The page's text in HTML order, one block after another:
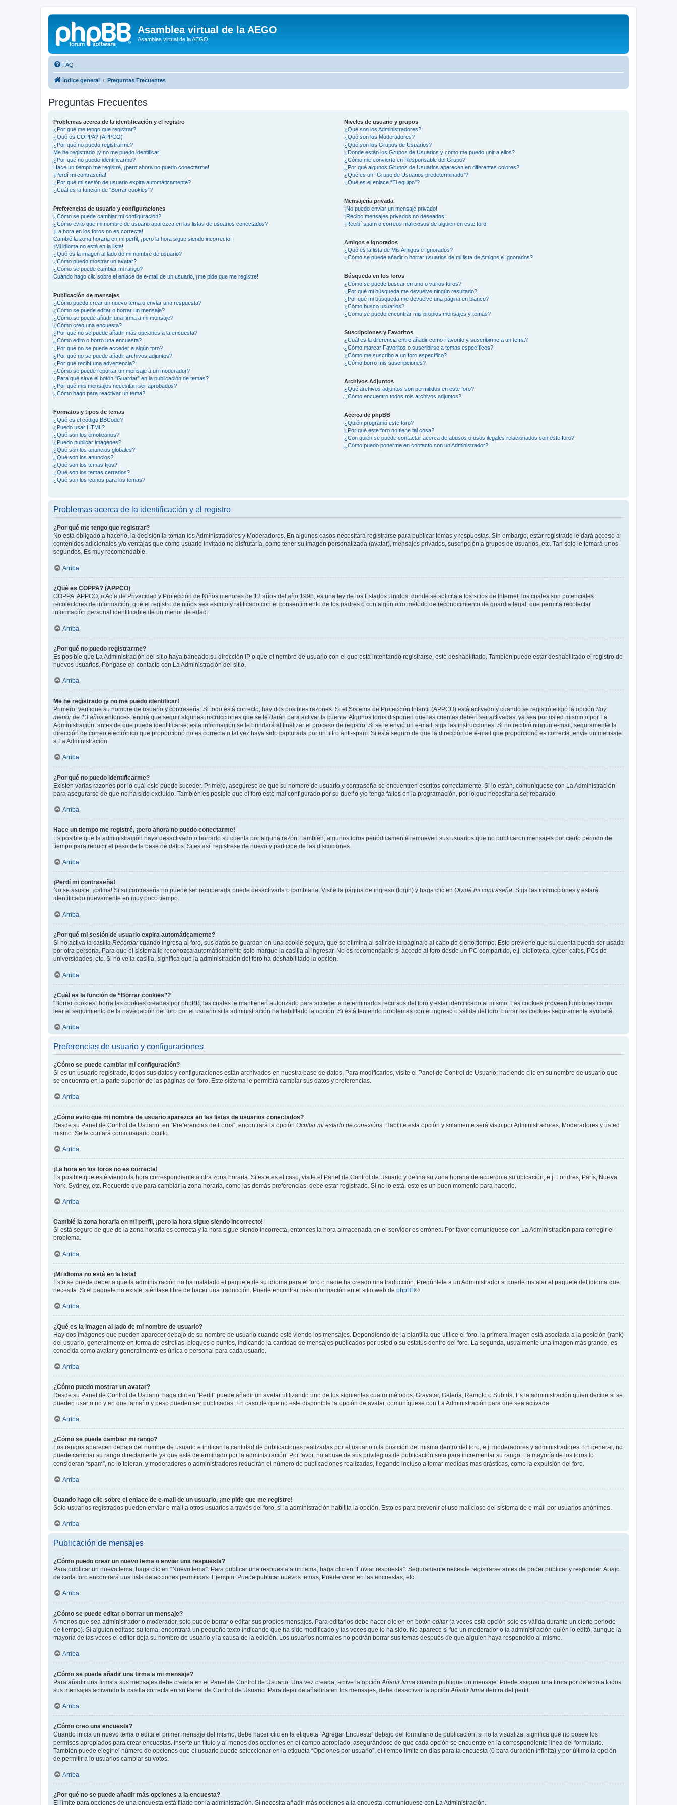
Asamblea virtual de la AEGO
Asamblea virtual de la AEGO
FAQ
Índice general Preguntas Frecuentes
Preguntas Frecuentes
Problemas acerca de la identificación y el registro
¿Por qué me tengo que registrar?
¿Qué es COPPA? (APPCO)
¿Por qué no puedo registrarme?
Me he registrado ¡y no me puedo identificar!
¿Por qué no puedo identificarme?
Hace un tiempo me registré, ¡pero ahora no puedo conectarme!
¡Perdí mi contraseña!
¿Por qué mi sesión de usuario expira automáticamente?
¿Cuál es la función de “Borrar cookies”?
Preferencias de usuario y configuraciones
¿Cómo se puede cambiar mi configuración?
¿Cómo evito que mi nombre de usuario aparezca en las listas de usuarios conectados?
¡La hora en los foros no es correcta!
Cambié la zona horaria en mi perfil, ¡pero la hora sigue siendo incorrecto!
¡Mi idioma no está en la lista!
¿Qué es la imagen al lado de mi nombre de usuario?
¿Cómo puedo mostrar un avatar?
¿Cómo se puede cambiar mi rango?
Cuando hago clic sobre el enlace de e-mail de un usuario, ¡me pide que me registre!
Publicación de mensajes
¿Cómo puedo crear un nuevo tema o enviar una respuesta?
¿Cómo se puede editar o borrar un mensaje?
¿Cómo se puede añadir una firma a mi mensaje?
¿Cómo creo una encuesta?
¿Por qué no se puede añadir más opciones a la encuesta?
¿Cómo edito o borro una encuesta?
¿Por qué no se puede acceder a algún foro?
¿Por qué no se puede añadir archivos adjuntos?
¿Por qué recibí una advertencia?
¿Cómo se puede reportar un mensaje a un moderador?
¿Para qué sirve el botón “Guardar” en la publicación de temas?
¿Por qué mis mensajes necesitan ser aprobados?
¿Cómo hago para reactivar un tema?
Formatos y tipos de temas
¿Qué es el código BBCode?
¿Puedo usar HTML?
¿Qué son los emoticonos?
¿Puedo publicar imagenes?
¿Qué son los anuncios globales?
¿Qué son los anuncios?
¿Qué son los temas fijos?
¿Qué son los temas cerrados?
¿Qué son los iconos para los temas?
Niveles de usuario y grupos
¿Qué son los Administradores?
¿Qué son los Moderadores?
¿Qué son los Grupos de Usuarios?
¿Donde están los Grupos de Usuarios y como me puedo unir a ellos?
¿Cómo me convierto en Responsable del Grupo?
¿Por qué algunos Grupos de Usuarios aparecen en diferentes colores?
¿Qué es un “Grupo de Usuarios predeterminado”?
¿Qué es el enlace “El equipo”?
Mensajería privada
¡No puedo enviar un mensaje privado!
¡Recibo mensajes privados no deseados!
¡Recibí spam o correos maliciosos de alguien en este foro!
Amigos e Ignorados
¿Qué es la lista de Mis Amigos e Ignorados?
¿Cómo se puede añadir o borrar usuarios de mi lista de Amigos e Ignorados?
Búsqueda en los foros
¿Cómo se puede buscar en uno o varios foros?
¿Por qué mi búsqueda me devuelve ningún resultado?
¿Por qué mi búsqueda me devuelve una página en blanco?
¿Cómo busco usuarios?
¿Como se puede encontrar mis propios mensajes y temas?
Suscripciones y Favoritos
¿Cuál es la diferencia entre añadir como Favorito y suscribirme a un tema?
¿Cómo marcar Favoritos o suscribirse a temas específicos?
¿Cómo me suscribo a un foro específico?
¿Cómo borro mis suscripciones?
Archivos Adjuntos
¿Qué archivos adjuntos son permitidos en este foro?
¿Cómo encuentro todos mis archivos adjuntos?
Acerca de phpBB
¿Quién programó este foro?
¿Por qué este foro no tiene tal cosa?
¿Con quién se puede contactar acerca de abusos o usos ilegales relacionados con este foro?
¿Cómo puedo ponerme en contacto con un Administrador?
Problemas acerca de la identificación y el registro
¿Por qué me tengo que registrar?
No está obligado a hacerlo, la decisión la toman los Administradores y Moderadores. En algunos casos necesitará registrarse para publicar temas y respuestas. Sin embargo, estar registrado le dará acceso a
contenidos adicionales y/o ventajas que como usuario invitado no disfrutaría, como tener su imagen personalizada (avatar), mensajes privados, suscripción a grupos de usuarios, etc. Tan solo le tomará unos
segundos. Es muy recomendable.
Arriba
¿Qué es COPPA? (APPCO)
COPPA, APPCO, o Acta de Privacidad y Protección de Niños menores de 13 años del año 1998, es una ley de los Estados Unidos, donde se solicita a los sitios de Internet, los cuales son potenciales
recolectores de información, que el registro de niños sea escrito y ratificado con el consentimiento de los padres o con algún otro método de reconocimiento de guardia legal, que permita recolectar
información personal identificable de un menor de edad.
Arriba
¿Por qué no puedo registrarme?
Es posible que La Administración del sitio haya baneado su dirección IP o que el nombre de usuario con el que está intentando registrarse, esté deshabilitado. También puede estar deshabilitado el registro de
nuevos usuarios. Póngase en contacto con La Administración del sitio.
Arriba
Me he registrado ¡y no me puedo identificar!
Primero, verifique su nombre de usuario y contraseña. Si todo está correcto, hay dos posibles razones. Si el Sistema de Protección Infantil (APPCO) está activado y cuando se registró eligió la opción Soy
menor de 13 años entonces tendrá que seguir algunas instrucciones que se le darán para activar la cuenta. Algunos foros disponen que las cuentas deben ser activadas, ya sea por usted mismo o por La
Administración, antes de que pueda identificarse; esta información se le brindará al finalizar el proceso de registro. Si se le envió un e-mail, siga las instrucciones. Si no recibió ningún e-mail, seguramente la
dirección de correo electrónico que proporcionó no es correcta o tal vez haya sido capturada por un filtro anti-spam. Si está seguro de que la dirección de e-mail que proporcionó es correcta, envíe un mensaje
a La Administración.
Arriba
¿Por qué no puedo identificarme?
Existen varias razones por lo cuál esto puede suceder. Primero, asegúrese de que su nombre de usuario y contraseña se encuentren escritos correctamente. Si lo están, comuníquese con La Administración
para asegurarse de que no ha sido excluido. También es posible que el foro esté mal configurado por su dueño y/o tenga fallos en la programación, por lo que necesitaría ser reparado.
Arriba
Hace un tiempo me registré, ¡pero ahora no puedo conectarme!
Es posible que la administración haya desactivado o borrado su cuenta por alguna razón. También, algunos foros periódicamente remueven sus usuarios que no publicaron mensajes por cierto periodo de
tiempo para reducir el peso de la base de datos. Si es así, registrese de nuevo y participe de las discuciones.
Arriba
¡Perdí mi contraseña!
No se asuste, ¡calma! Si su contraseña no puede ser recuperada puede desactivarla o cambiarla. Visite la página de ingreso (login) y haga clic en Olvidé mi contraseña . Siga las instrucciones y estará
identificado nuevamente en muy poco tiempo.
Arriba
¿Por qué mi sesión de usuario expira automáticamente?
Si no activa la casilla Recordarcuando ingresa al foro, sus datos se guardan en una cookie segura, que se elimina al salir de la página o al cabo de cierto tiempo. Esto previene que su cuenta pueda ser usada
por otra persona. Para que el sistema le reconozca automáticamente solo marque la casilla al ingresar. No es recomendable si accede al foro desde un PC compartido, e.j. biblioteca, cyber-cafés, PCs de
universidades, etc. Si no ve la casilla, significa que la administración del foro ha deshabilitado la opción.
Arriba
¿Cuál es la función de “Borrar cookies”?
“Borrar cookies” borra las cookies creadas por phpBB, las cuales le mantienen autorizado para acceder a determinados recursos del foro y estar identificado al mismo. Las cookies proveen funciones como
leer el seguimiento de la navegación del foro por el usuario si la administración ha habilitado la opción. Si está teniendo problemas con el ingreso o salida del foro, borrar las cookies seguramente ayudará.
Arriba
Preferencias de usuario y configuraciones
¿Cómo se puede cambiar mi configuración?
Si es un usuario registrado, todos sus datos y configuraciones están archivados en nuestra base de datos. Para modificarlos, visite el Panel de Control de Usuario; haciendo clic en su nombre de usuario que
se encuentra en la parte superior de las páginas del foro. Este sistema le permitirá cambiar sus datos y preferencias.
Arriba
¿Cómo evito que mi nombre de usuario aparezca en las listas de usuarios conectados?
Desde su Panel de Control de Usuario, en “Preferencias de Foros”, encontrará la opción Ocultar mi estado de conexións . Habilite esta opción y solamente será visto por Administradores, Moderadores y usted
mismo. Se le contará como usuario oculto.
Arriba
¡La hora en los foros no es correcta!
Es posible que esté viendo la hora correspondiente a otra zona horaria. Si este es el caso, visite el Panel de Control de Usuario y defina su zona horaria de acuerdo a su ubicación, e.j. Londres, París, Nueva
York, Sydney, etc. Recuerde que para cambiar la zona horaria, como las demás preferencias, debe estar registrado. Si no lo está, este es un buen momento para hacerlo.
Arriba
Cambié la zona horaria en mi perfil, ¡pero la hora sigue siendo incorrecto!
Si está seguro de que de la zona horaria es correcta y la hora sigue siendo incorrecta, entonces la hora almacenada en el servidor es errónea. Por favor comuníquese con La Administración para corregir el
problema.
Arriba
¡Mi idioma no está en la lista!
Esto se puede deber a que la administración no ha instalado el paquete de su idioma para el foro o nadie ha creado una traducción. Pregúntele a un Administrador si puede instalar el paquete del idioma que
necesita. Si el paquete no existe, siéntase libre de hacer una traducción. Puede encontrar más información en el sitio web de phpBB®
Arriba
¿Qué es la imagen al lado de mi nombre de usuario?
Hay dos imágenes que pueden aparecer debajo de su nombre de usuario cuando esté viendo los mensajes. Dependiendo de la plantilla que utilice el foro, la primera imagen está asociada a la posición (rank)
del usuario, generalmente en forma de estrellas, bloques o puntos, indicando la cantidad de mensajes publicados por usted o su estatus dentro del foro. La segunda, usualmente una imagen más grande, es
conocida como avatar y generalmente es única o personal para cada usuario.
Arriba
¿Cómo puedo mostrar un avatar?
Desde su Panel de Control de Usuario, haga clic en “Perfil” puede añadir un avatar utilizando uno de los siguientes cuatro métodos: Gravatar, Galería, Remoto o Subida. Es la administración quien decide si se
pueden usar o no y en que tamaño y peso pueden ser publicadas. En caso de que no este disponible la opción de avatar, comuníquese con La Administración para que sea activada.
Arriba
¿Cómo se puede cambiar mi rango?
Los rangos aparecen debajo del nombre de usuario e indican la cantidad de publicaciones realizadas por el usuario o la posición del mismo dentro del foro, e.j. moderadores y administradores. En general, no
puede cambiar su rango directamente ya que está determinado por la administración. Por favor, no abuse de sus privilegios de publicación solo para incrementar su rango. La mayoría de los foros lo
consideran “spam”, no lo toleran, y moderadores o administradores reducirán el número de publicaciones realizadas, llegando incluso a tomar medidas mas drásticas, como la expulsión del foro.
Arriba
Cuando hago clic sobre el enlace de e-mail de un usuario, ¡me pide que me registre!
Solo usuarios registrados pueden enviar e-mail a otros usuarios a través del foro, si la administración habilita la opción. Esto es para prevenir el uso malicioso del sistema de e-mail por usuarios anónimos.
Arriba
Publicación de mensajes
¿Cómo puedo crear un nuevo tema o enviar una respuesta?
Para publicar un nuevo tema, haga clic en “Nuevo tema”. Para publicar una respuesta a un tema, haga clic en “Enviar respuesta”. Seguramente necesite registrarse antes de poder publicar y responder. Abajo
de cada foro encontrará una lista de acciones permitidas. Ejemplo: Puede publicar nuevos temas, Puede votar en las encuestas, etc.
Arriba
¿Cómo se puede editar o borrar un mensaje?
A menos que sea administrador o moderador, solo puede borrar o editar sus propios mensajes. Para editarlos debe hacer clic en en botón editar(a veces esta opción solo es válida durante un cierto periodo
de tiempo). Si alguien editase su tema, encontrará un pequeño texto indicando que ha sido modificado y las veces que lo ha sido. No aparece si fue un moderador o la administración quién lo editó, aunque la
mayoría de las veces el editor deja su nombre de usuario y la causa de la edición. Los usuarios normales no podrán borrar sus temas después de que alguien haya respondido al mismo.
Arriba
¿Cómo se puede añadir una firma a mi mensaje?
Para añadir una firma a sus mensajes debe crearla en el Panel de Control de Usuario. Una vez creada, active la opción Añadir firma cuando publique un mensaje. Puede asignar una firma por defecto a todos
sus mensajes activando la casilla correcta en su Panel de Control de Usuario. Para dejar de añadirla en los mensajes, debe desactivar la opción Añadir firma dentro del perfil.
Arriba
¿Cómo creo una encuesta?
Cuando inicia un nuevo tema o edita el primer mensaje del mismo, debe hacer clic en la etiqueta “Agregar Encuesta” debajo del formulario de publicación; si no la visualiza, significa que no posee los
permisos apropiados para crear encuestas. Inserte un título y al menos dos opciones en el campo apropiado, asegurándose de que cada opción se encuentre en la correspondiente línea del formulario.
También puede elegir el número de opciones que el usuario puede seleccionar en la etiqueta “Opciones por usuario”, el tiempo límite en días para la encuesta (0 para duración infinita) y por último la opción
de permitir a lo usuarios cambiar su votos.
Arriba
¿Por qué no se puede añadir más opciones a la encuesta?
El límite para opciones de una encuesta está fijado por la administración. Si necesita añadir más opciones a la encuesta, comuníquese con La Administración.